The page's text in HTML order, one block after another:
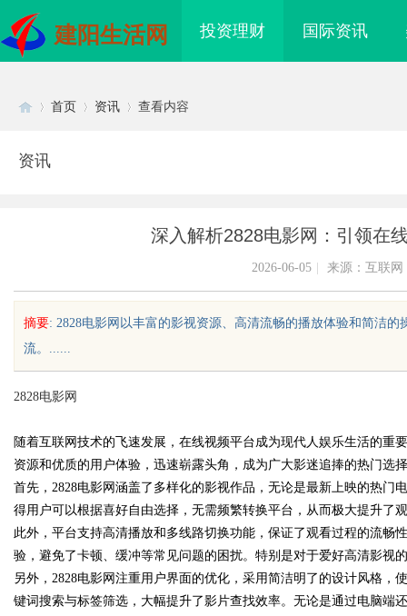
建阳生活网 投资理财 国际资讯
uz
首页 资讯 查看内容
资讯
深入解析2828电影网：引领在
2026-06-05 来源：互联网
摘要: 2828电影网以丰富的影视资源、高清流畅的播放体验和简洁
流。......
2828电影网
随着互联网技术的飞速发展，在线视频平台成为现代人娱乐生活的重
资源和优质的用户体验，迅速崭露头角，成为广大影迷追捧的热门选
首先，2828电影网涵盖了多样化的影视作品，无论是最新上映的热
得用户可以根据喜好自由选择，无需频繁转换平台，从而极大提升了
此外，平台支持高清播放和多线路切换功能，保证了观看过程的流畅
验，避免了卡顿、缓冲等常见问题的困扰。特别是对于爱好高清影视
另外，2828电影网注重用户界面的优化，采用简洁明了的设计风格
键词搜索与标签筛选，大幅提升了影片查找效率。无论是通过电脑端
机构函授站教学点
焊锡条、6337锡条，巨一，焊锡
铅焊锡球